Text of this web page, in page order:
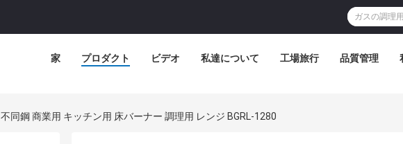
家 プロダクト ビデオ 私達について 工場旅行 品質管理
不同鋼 商業用 キッチン用 床バーナー 調理用 レンジ BGRL-1280